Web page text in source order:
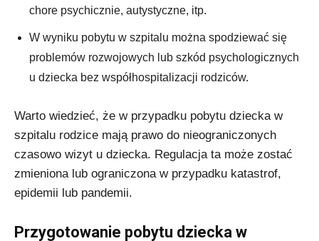
chore psychicznie, autystyczne, itp.
W wyniku pobytu w szpitalu można spodziewać się
problemów rozwojowych lub szkód psychologicznych
u dziecka bez współhospitalizacji rodziców.
Warto wiedzieć, że w przypadku pobytu dziecka w
szpitalu rodzice mają prawo do nieograniczonych
czasowo wizyt u dziecka. Regulacja ta może zostać
zmieniona lub ograniczona w przypadku katastrof,
epidemii lub pandemii.
Przygotowanie pobytu dziecka w